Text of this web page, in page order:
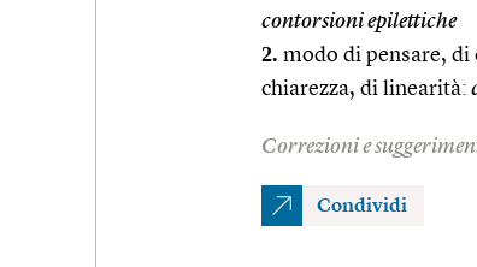
contorsioni epilettiche
2. modo di pensare, di
chiarezza, di linearità:
Correzioni e
Condividi